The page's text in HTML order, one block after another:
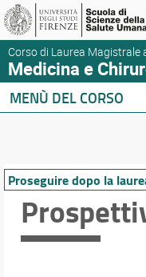
Corso di Laurea Magistrale
Medicina e
MENÙ DEL CORSO
Presentazione del
Sedi e strutture
Norme e
Organizzazione
Proseguire dopo la